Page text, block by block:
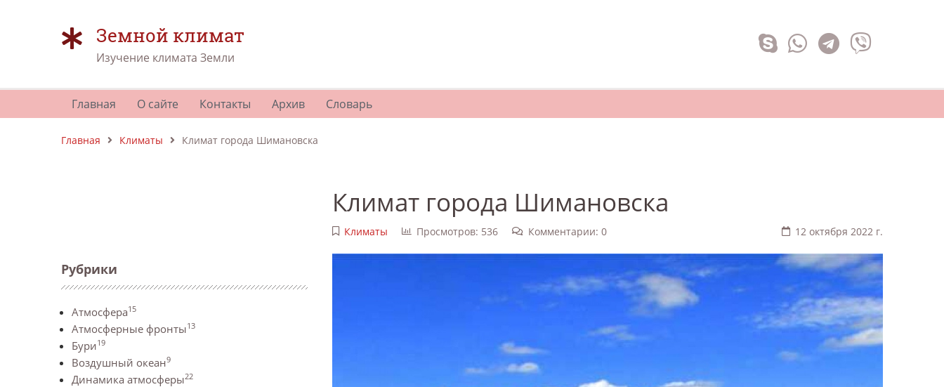
Земной климат
Изучение климата Земли
Главная О сайте Контакты Архив Словарь
Главная Климаты Климат города Шимановска
Рубрики
Атмосфера15
Атмосферные фронты13
Бури19
Воздушный океан9
Динамика атмосферы22
Климат города Шимановска
Климаты Просмотров: 536 Комментарии: 0 12 октября 2022 г.